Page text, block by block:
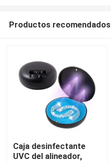
Hogar
Productos recomendados
Caja desinfectante
UVC del alineador,